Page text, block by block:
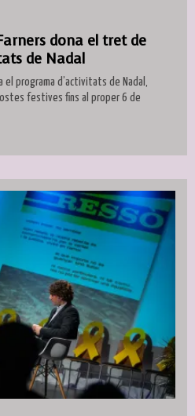
dona el tret de
de Nadal
el programa d’activitats de Nadal,
festives fins al proper 6 de